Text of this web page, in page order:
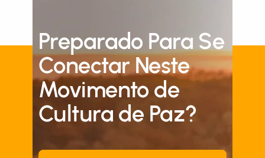
Preparado Para Se
Conectar Neste
Movimento de
Cultura de Paz?